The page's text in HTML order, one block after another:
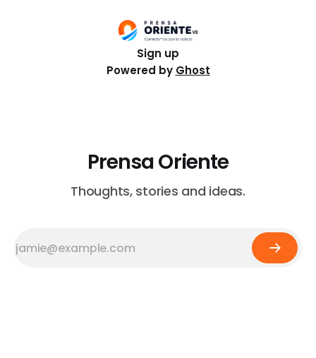
Sign up
Powered by Ghost
Prensa Oriente
Thoughts, stories and ideas.